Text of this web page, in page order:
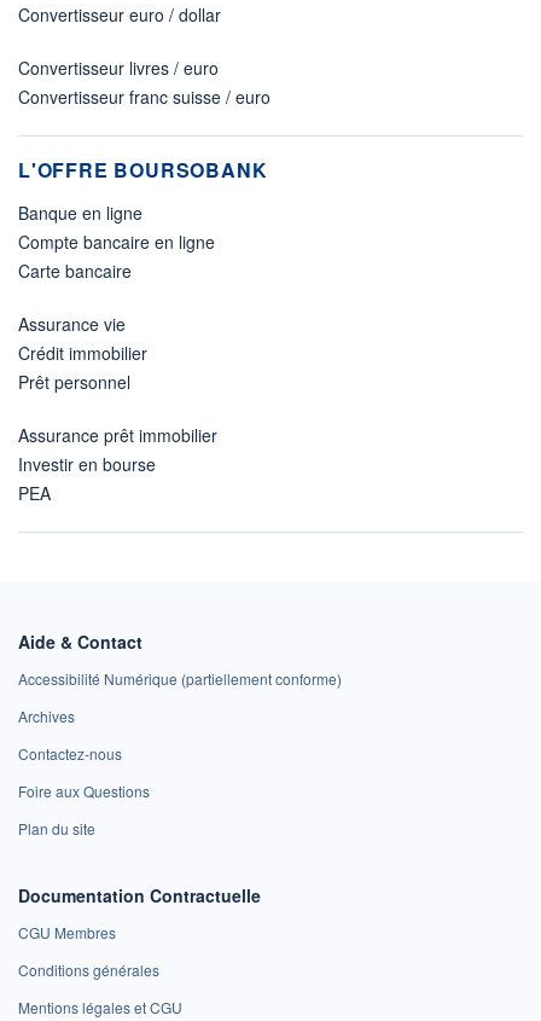
Convertisseur euro / dollar
Convertisseur livres / euro
Convertisseur franc suisse / euro
L'OFFRE BOURSOBANK
Banque en ligne
Compte bancaire en ligne
Carte bancaire
Assurance vie
Crédit immobilier
Prêt personnel
Assurance prêt immobilier
Investir en bourse
PEA
Aide & Contact
Accessibilité Numérique (partiellement conforme)
Archives
Contactez-nous
Foire aux Questions
Plan du site
Documentation Contractuelle
CGU Membres
Conditions générales
Mentions légales et CGU